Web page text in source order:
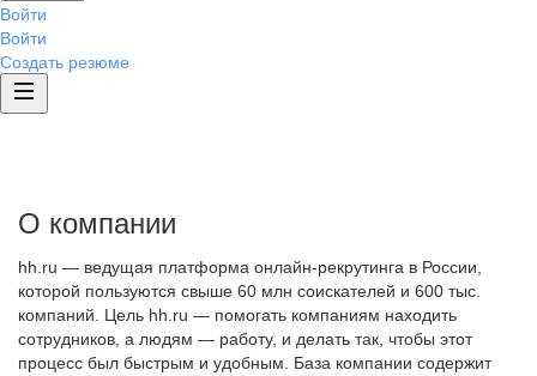
Войти
Войти
Создать резюме
О компании
hh.ru — ведущая платформа онлайн-рекрутинга в России,
которой пользуются свыше 60 млн соискателей и 600 тыс.
компаний. Цель hh.ru — помогать компаниям находить
сотрудников, а людям — работу, и делать так, чтобы этот
процесс был быстрым и удобным. База компании содержит